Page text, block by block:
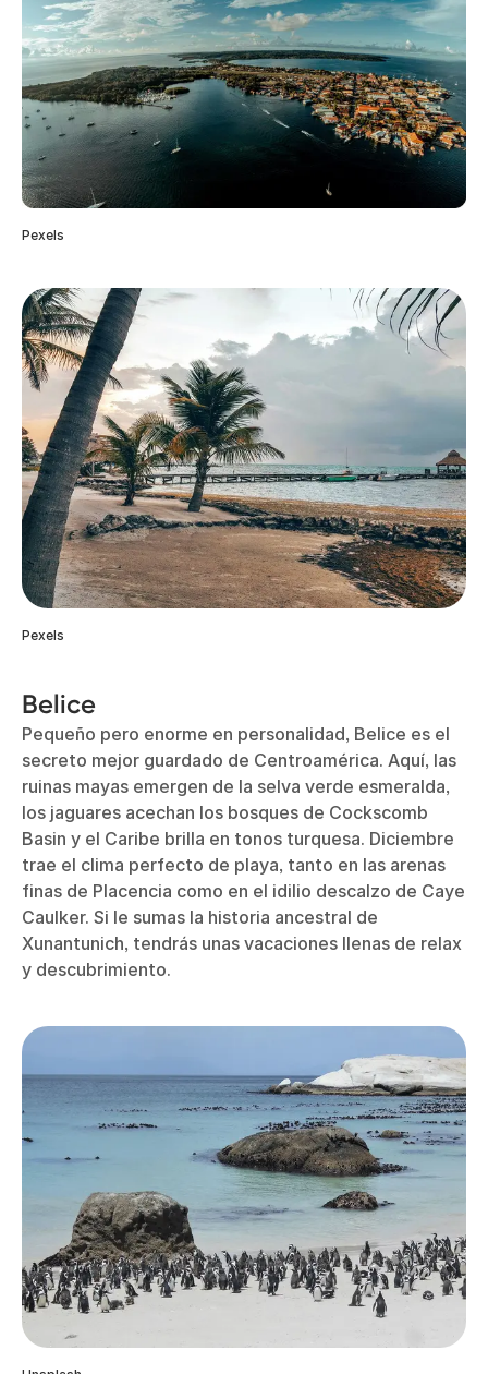
Pexels
Pexels
Belice
Pequeño pero enorme en personalidad, Belice es el
secreto mejor guardado de Centroamérica. Aquí, las
ruinas mayas emergen de la selva verde esmeralda,
los jaguares acechan los bosques de Cockscomb
Basin y el Caribe brilla en tonos turquesa. Diciembre
trae el clima perfecto de playa, tanto en las arenas
finas de Placencia como en el idilio descalzo de Caye
Caulker. Si le sumas la historia ancestral de
Xunantunich, tendrás unas vacaciones llenas de relax
y descubrimiento.